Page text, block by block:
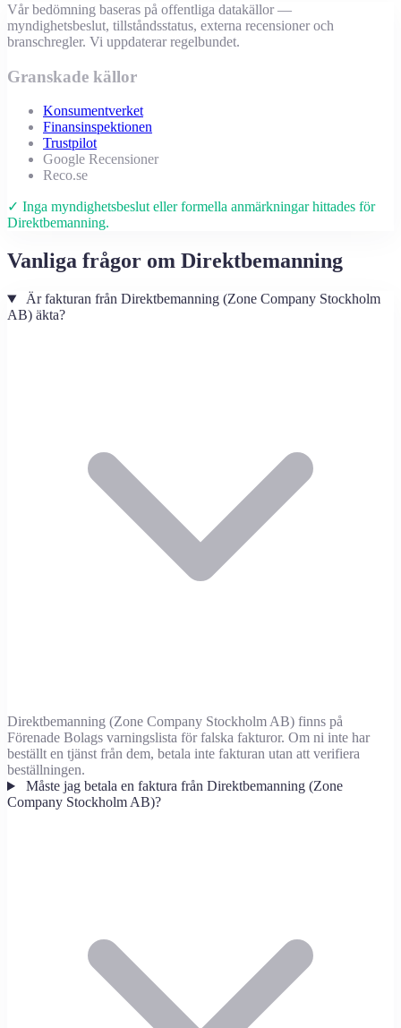
Vår bedömning baseras på offentliga datakällor —
myndighetsbeslut, tillståndsstatus, externa recensioner och
branschregler. Vi uppdaterar regelbundet.
Granskade källor
Konsumentverket
Finansinspektionen
Trustpilot
Google Recensioner
Reco.se
✓ Inga myndighetsbeslut eller formella anmärkningar hittades för
Direktbemanning.
Vanliga frågor om Direktbemanning
Är fakturan från Direktbemanning (Zone Company Stockholm
AB) äkta?
Direktbemanning (Zone Company Stockholm AB) finns på
Förenade Bolags varningslista för falska fakturor. Om ni inte har
beställt en tjänst från dem, betala inte fakturan utan att verifiera
beställningen.
Måste jag betala en faktura från Direktbemanning (Zone
Company Stockholm AB)?